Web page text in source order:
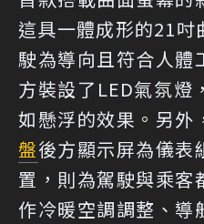
這具一體成形的21吋
駛為導向且符合人體
方裝設了LED氣氛燈
如懸浮的效果。另外
盤後方顯示屏為儀表
置，則為駕駛與乘客
作冷暖空調調整、導